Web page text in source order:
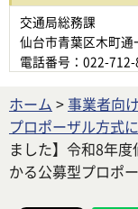
交通局総務課
仙台市青葉区木町通
電話番号：022-
ホーム >事業者向
プロポーザル方式
ました】令和8年
かる公募型プロポ